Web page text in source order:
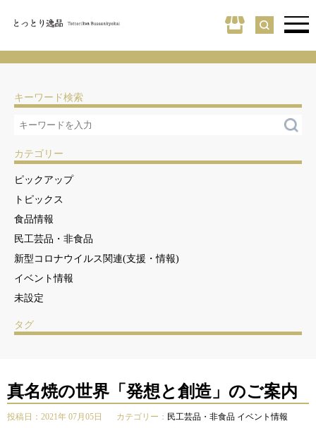
キーワード検索
カテゴリー
ピックアップ
トピックス
食品情報
民工芸品・非食品
新型コロナウイルス関連(支援・情報)
イベント情報
未設定
タグ
真名焼の世界「発想と創造」のご案内
投稿日：2021年 07月05日 カテゴリー： 民工芸品・非食品 イベント情報